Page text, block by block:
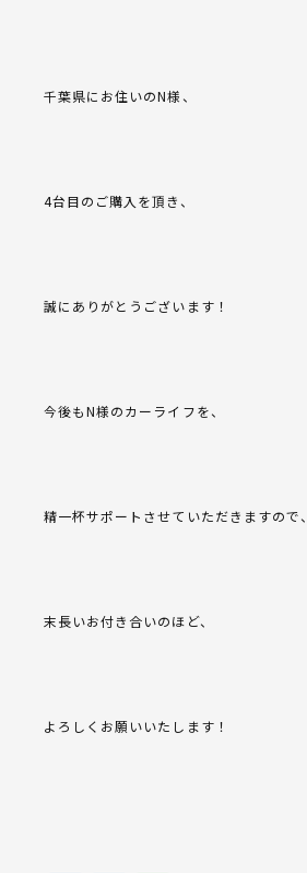
千葉県にお住いのN様、
4台目のご購入を頂き、
誠にありがとうございます！
今後もN様のカーライフを、
精一杯サポートさせていただきますので、
末長いお付き合いのほど、
よろしくお願いいたします！